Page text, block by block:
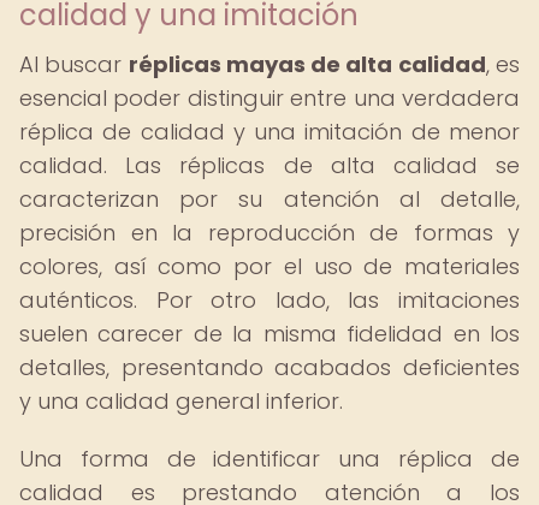
calidad y una imitación
Al buscar réplicas mayas de alta calidad, es
esencial poder distinguir entre una verdadera
réplica de calidad y una imitación de menor
calidad. Las réplicas de alta calidad se
caracterizan por su atención al detalle,
precisión en la reproducción de formas y
colores, así como por el uso de materiales
auténticos. Por otro lado, las imitaciones
suelen carecer de la misma fidelidad en los
detalles, presentando acabados deficientes
y una calidad general inferior.
Una forma de identificar una réplica de
calidad es prestando atención a los